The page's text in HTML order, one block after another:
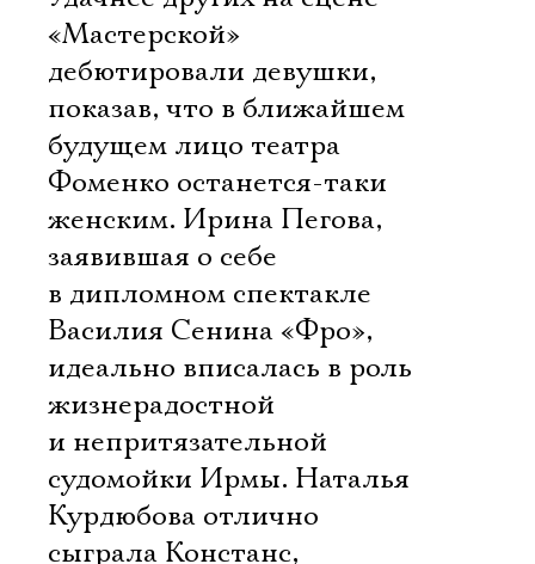
«Мастерской»
дебютировали девушки,
показав, что в ближайшем
будущем лицо театра
Фоменко останется-таки
женским. Ирина Пегова,
заявившая о себе
в дипломном спектакле
Василия Сенина «Фро»,
идеально вписалась в роль
жизнерадостной
и непритязательной
судомойки Ирмы. Наталья
Курдюбова отлично
сыграла Констанс,